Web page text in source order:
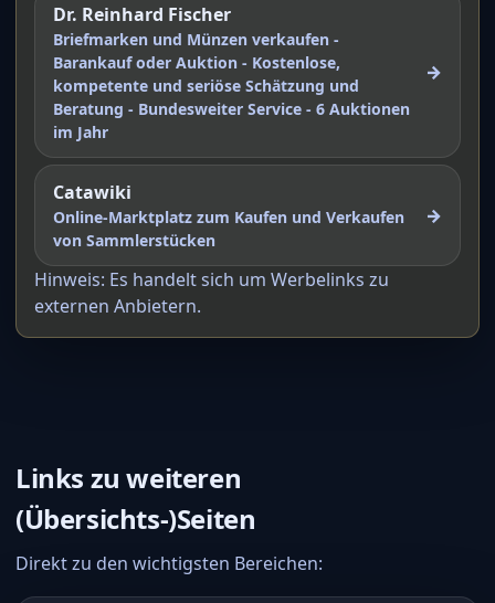
Dr. Reinhard Fischer
Briefmarken und Münzen verkaufen -
Barankauf oder Auktion - Kostenlose,
kompetente und seriöse Schätzung und
Beratung - Bundesweiter Service - 6 Auktionen
im Jahr
→
Catawiki
Online-Marktplatz zum Kaufen und Verkaufen
von Sammlerstücken
→
Hinweis: Es handelt sich um Werbelinks zu
externen Anbietern.
Links zu weiteren
(Übersichts-)Seiten
Direkt zu den wichtigsten Bereichen: